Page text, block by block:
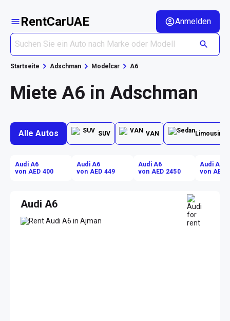
RentCarUAE Anmelden
Startseite Adschman Modelcar A6
Miete A6 in Adschman
Alle Autos SUV VAN Limousine
Audi A6
von AED 400
Audi A6
von AED 449
Audi A6
von AED 2450
Audi A6
von AED
Audi A6